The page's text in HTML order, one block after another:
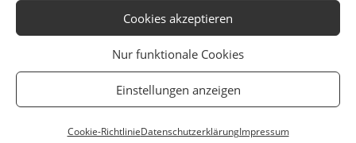
Cookies akzeptieren
Nur funktionale Cookies
Einstellungen anzeigen
Cookie-RichtlinieDatenschutzerklärungImpressum
Kontakt Newsletter Datenschutzerklärung Impressum
Cookie-Richtlinie (EU) Technische Betreuung